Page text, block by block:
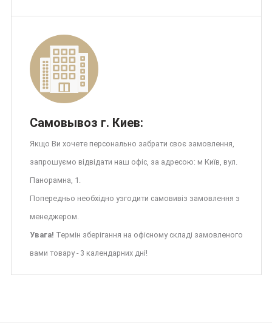
Самовывоз г. Киев:
Якщо Ви хочете персонально забрати своє замовлення,
запрошуємо відвідати наш офіс, за адресою: м Київ, вул.
Панорамна, 1.
Попередньо необхідно узгодити самовивіз замовлення з
менеджером.
Увага! Термін зберігання на офісному складі замовленого
вами товару - 3 календарних дні!